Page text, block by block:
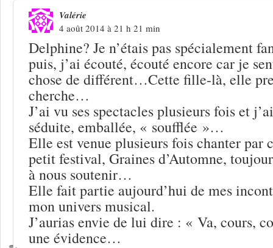
Valérie
4 août 2014 à 21 h 21 min
Delphine? Je n’étais pas spécialement
puis, j’ai écouté, écouté encore car je
chose de différent…Cette fille-là, elle
cherche…
J’ai vu ses spectacles plusieurs fois et
séduite, emballée, « soufflée »…
Elle est venue plusieurs fois chanter par
petit festival, Graines d’Automne,
à nous soutenir…
Elle fait partie aujourd’hui de mes
mon univers musical.
J’aurias envie de lui dire : « Va, cours,
une évidence…